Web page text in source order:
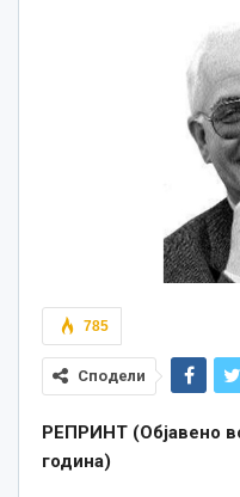
785
Сподели
РЕПРИНТ (Објавено
година)